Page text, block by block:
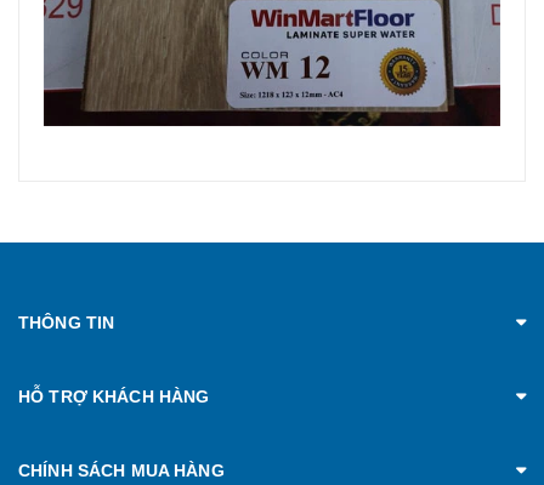
THÔNG TIN
HỖ TRỢ KHÁCH HÀNG
CHÍNH SÁCH MUA HÀNG